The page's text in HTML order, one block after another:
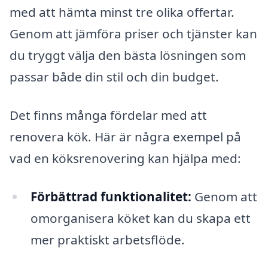
med att hämta minst tre olika offertar.
Genom att jämföra priser och tjänster kan
du tryggt välja den bästa lösningen som
passar både din stil och din budget.
Det finns många fördelar med att
renovera kök. Här är några exempel på
vad en köksrenovering kan hjälpa med:
Förbättrad funktionalitet: Genom att
omorganisera köket kan du skapa ett
mer praktiskt arbetsflöde.